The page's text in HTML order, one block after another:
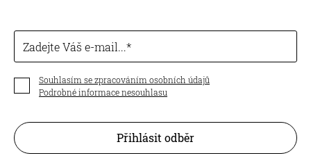
Zadejte Váš e-mail...
Souhlasím se zpracováním osobních údajů
Podrobné informace nesouhlasu
Přihlásit odběr